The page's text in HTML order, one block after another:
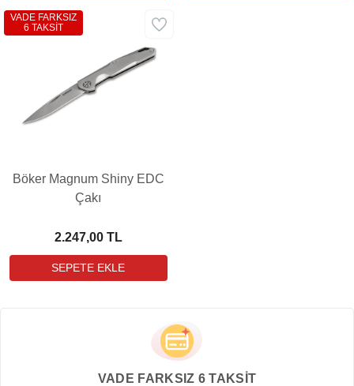
Böker Magnum Shiny EDC
Çakı
2.247,00 TL
VADE FARKSIZ
6 TAKSİT
VADE FARKSIZ 6 TAKSİT